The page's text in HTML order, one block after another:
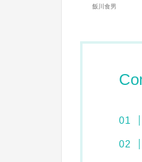
飯川食男